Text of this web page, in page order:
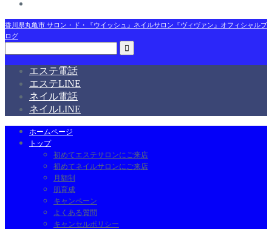
香川県丸亀市 サロン・ド・『ウイッシュ』ネイルサロン『ヴィヴァン』オフィシャルブ
ログ
エステ電話
エステLINE
ネイル電話
ネイルLINE
ホームページ
トップ
初めてエステサロンにご来店
初めてネイルサロンにご来店
月額制
肌育成
キャンペーン
よくある質問
キャンセルポリシー